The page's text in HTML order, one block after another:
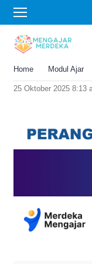
Home Modul Ajar
BERANDA
Perangkat
SMP/MTs
Joko Umbaran
25 Oktober 2025 8:13